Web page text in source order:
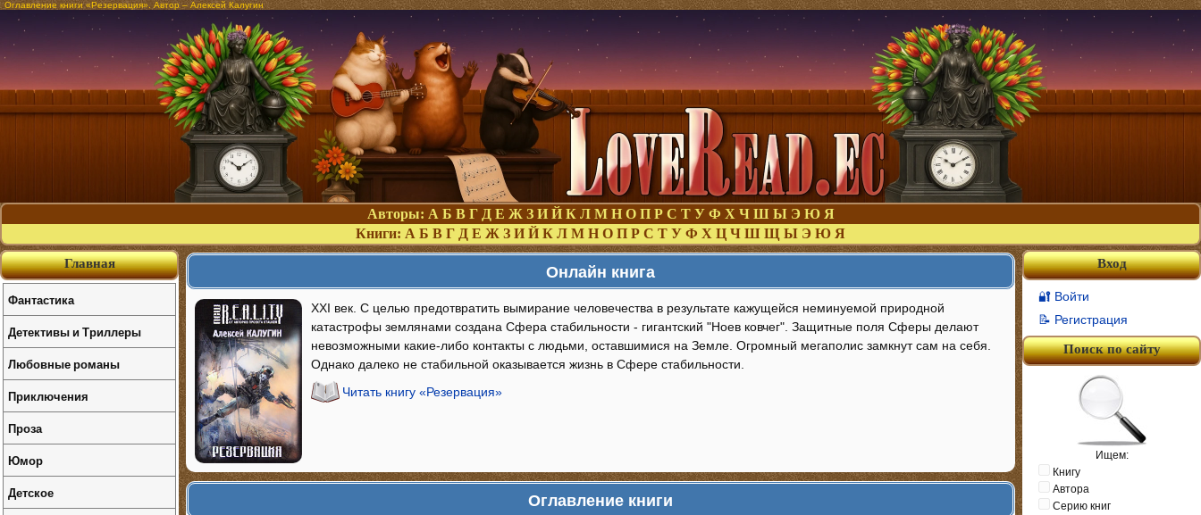
Оглавление книги «Резервация». Автор – Алексей Калугин
Авторы: А Б В Г Д Е Ж З И Й К Л М Н О П Р С Т У Ф Х Ч Ш Ы Э Ю Я
Книги: А Б В Г Д Е Ж З И Й К Л М Н О П Р С Т У Ф Х Ц Ч Ш Щ Ы Э Ю Я
Онлайн книга
XXI век. С целью предотвратить вымирание человечества в результате кажущейся неминуемой природной
катастрофы землянами создана Сфера стабильности - гигантский "Ноев ковчег". Защитные поля Сферы делают
невозможными какие-либо контакты с людьми, оставшимися на Земле. Огромный мегаполис замкнут сам на себя.
Однако далеко не стабильной оказывается жизнь в Сфере стабильности.
Читать книгу «Резервация»
Оглавление книги
Вход
🔐 Войти
📝 Регистрация
Поиск по сайту
Ищем:
Книгу
Автора
Серию книг
Главная
Фантастика
Детективы и Триллеры
Любовные романы
Приключения
Проза
Юмор
Детское